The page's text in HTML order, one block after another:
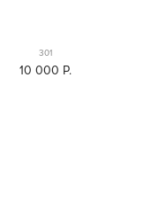
301
10 000 P.